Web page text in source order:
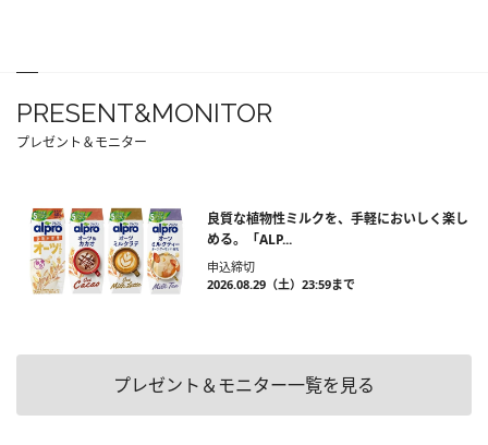
PRESENT&MONITOR
プレゼント＆モニター
良質な植物性ミルクを、手軽においしく楽し
める。「ALP...
申込締切
2026.08.29（土）23:59まで
プレゼント＆モニター一覧を見る